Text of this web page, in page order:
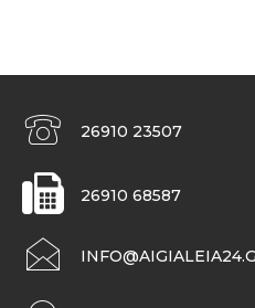
26910 23507
26910 68587